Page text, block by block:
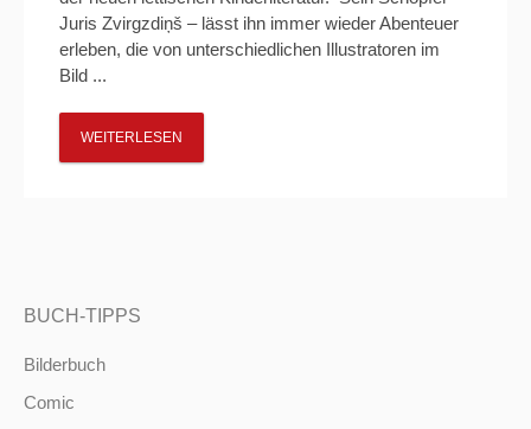
Juris Zvirgzdiņš – lässt ihn immer wieder Abenteuer
erleben, die von unterschiedlichen Illustratoren im
Bild ...
WEITERLESEN
BUCH-TIPPS
Bilderbuch
Comic